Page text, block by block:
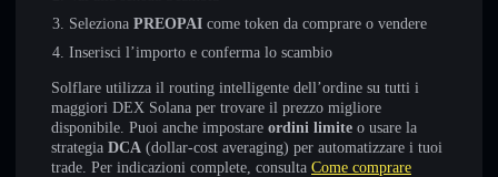
Seleziona PREOPAI come token da comprare o vendere
Inserisci l’importo e conferma lo scambio
Solflare utilizza il routing intelligente dell’ordine su tutti i
maggiori DEX Solana per trovare il prezzo migliore
disponibile. Puoi anche impostare ordini limite o usare la
strategia DCA (dollar-cost averaging) per automatizzare i tuoi
trade. Per indicazioni complete, consulta Come comprare